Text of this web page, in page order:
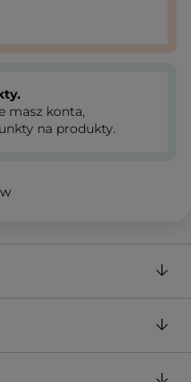
masz konta,
na produkty.